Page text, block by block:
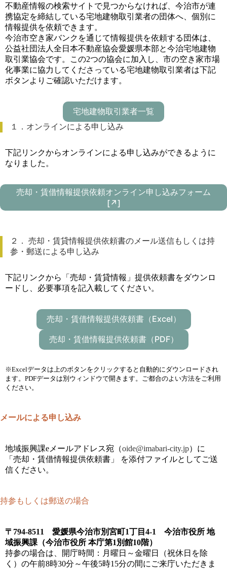
不動産情報の検索サイトで見つからなければ、今治市が連
携協定を締結している宅地建物取引業者の団体へ、個別に
情報提供を依頼できます。
今治市空き家バンクを通じて情報提供を依頼する団体は、
公益社団法人全日本不動産協会愛媛県本部と今治宅地建物
取引業協会です。この2つの協会に加入し、市の空き家市場
化事業に協力してくださっている宅地建物取引業者は下記
ボタンよりご確認いただけます。
宅地建物取引業者一覧
１．オンラインによる申し込み
下記リンクからオンラインによる申し込みができるように
なりました。
売却・賃借情報提供依頼オンライン申し込みフォーム
[↗]
２． 売却・賃貸情報提供依頼書のメール送信もしくは持
参・郵送による申し込み
下記リンクから「売却・賃貸情報」提供依頼書をダウンロ
ードし、必要事項を記入載してください。
売却・賃借情報提供依頼書（Excel）
売却・賃借情報提供依頼書（PDF）
※Excelデータは上のボタンをクリックすると自動的にダウンロードされ
ます。PDFデータは別ウィンドウで開きます。ご都合のよい方法をご利用
ください。
メールによる申し込み
地域振興課eメールアドレス宛（oide@imabari-city.jp）に
「売却・賃借情報提供依頼書」 を添付ファイルとしてご送
信ください。
持参もしくは郵送の場合
〒794-8511 愛媛県今治市別宮町1丁目4-1 今治市役所 地
域振興課（今治市役所 本庁第1別館10階）
持参の場合は、開庁時間：月曜日～金曜日（祝休日を除
く）の午前8時30分～午後5時15分の間にご来庁いただきま